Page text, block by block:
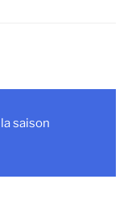
saison